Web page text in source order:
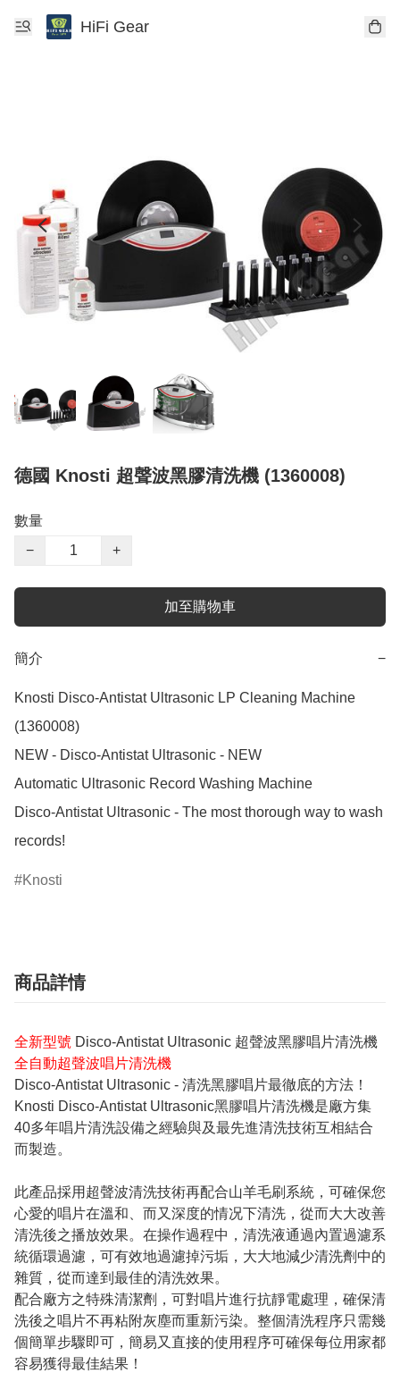
HiFi Gear
德國 Knosti 超聲波黑膠清洗機 (1360008)
數量
−
+
加至購物車
簡介 −
Knosti Disco-Antistat Ultrasonic LP Cleaning Machine
(1360008)
NEW - Disco-Antistat Ultrasonic - NEW
Automatic Ultrasonic Record Washing Machine
Disco-Antistat Ultrasonic - The most thorough way to wash
Knosti
商品詳情
全新型號 Disco-Antistat Ultrasonic 超聲波黑膠唱片清洗機
全自動超聲波唱片清洗機
Disco-Antistat Ultrasonic - 清洗黑膠唱片最徹底的方法！
Knosti Disco-Antistat Ultrasonic黑膠唱片清洗機是廠方集
40多年唱片清洗設備之經驗與及最先進清洗技術互相結合
而製造。
此產品採用超聲波清洗技術再配合山羊毛刷系統，可確保您
心愛的唱片在溫和、而又深度的情况下清洗，從而大大改善
清洗後之播放效果。在操作過程中，清洗液通過內置過濾系
統循環過濾，可有效地過濾掉污垢，大大地減少清洗劑中的
雜質，從而達到最佳的清洗效果。
配合廠方之特殊清潔劑，可對唱片進行抗靜電處理，確保清
洗後之唱片不再粘附灰塵而重新污染。整個清洗程序只需幾
個簡單步驟即可，簡易又直接的使用程序可確保每位用家都
容易獲得最佳結果！